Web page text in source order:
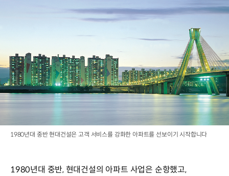
1980년대 중반 현대건설은 고객 서비스를 강화한 아파트를 선보이기 시작합니다
1980년대 중반, 현대건설의 아파트 사업은 순항했고,